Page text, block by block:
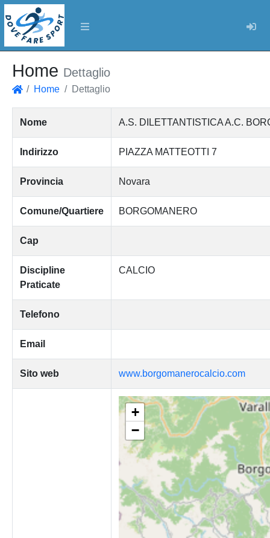
Home Dettaglio
Home Dettaglio
Nome A.S. DILETTANTISTICA A.C.
Indirizzo PIAZZA MATTEOTTI 7
Provincia Novara
Comune/Quartiere BORGOMANERO
Cap
Discipline
Praticate
CALCIO
Telefono
Email
Sito web www.borgomanerocalcio.com
+
−